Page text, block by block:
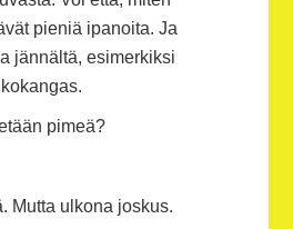
pieniä ipanoita. Ja
jännältä, esimerkiksi
pimeä?
Mutta ulkona joskus.